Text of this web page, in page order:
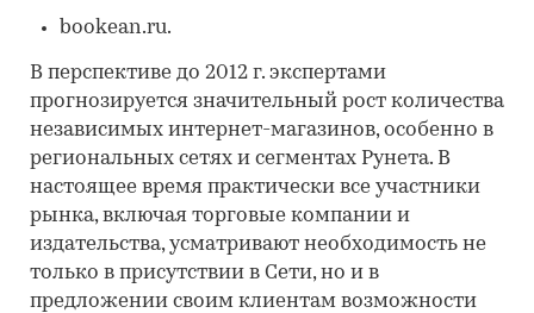
bookean.ru.
В перспективе до 2012 г. экспертами
прогнозируется значительный рост количества
независимых интернет-магазинов, особенно в
региональных сетях и сегментах Рунета. В
настоящее время практически все участники
рынка, включая торговые компании и
издательства, усматривают необходимость не
только в присутствии в Сети, но и в
предложении своим клиентам возможности